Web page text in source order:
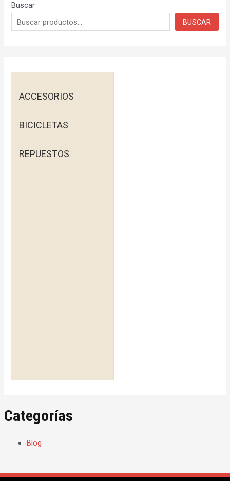
Buscar
BUSCAR
ACCESORIOS
BICICLETAS
REPUESTOS
Categorías
Blog